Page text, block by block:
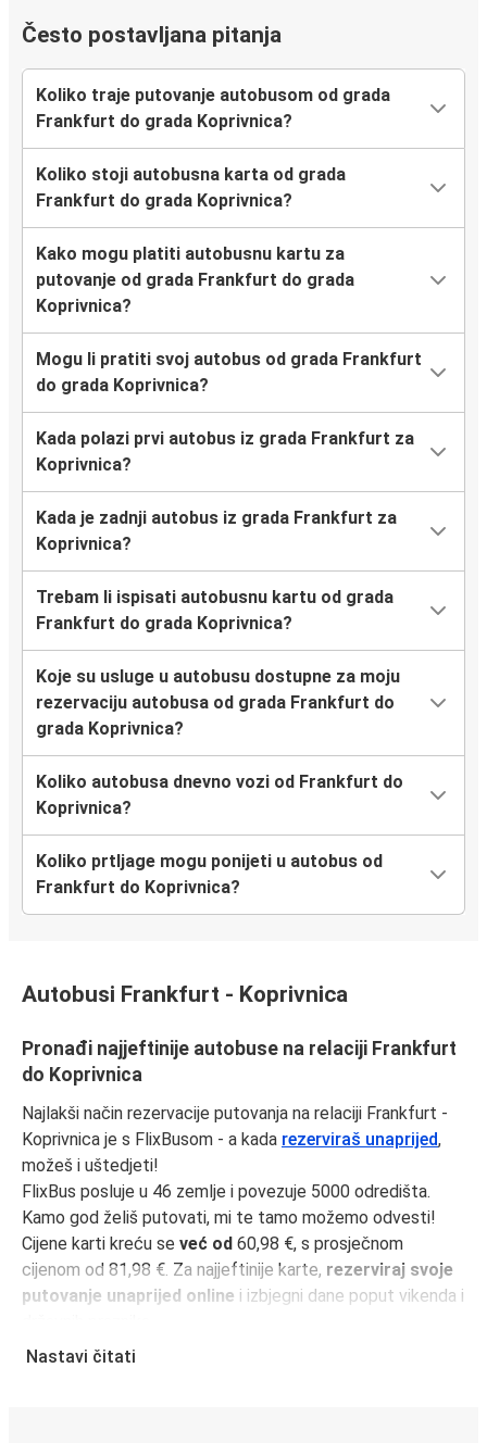
Često postavljana pitanja
Koliko traje putovanje autobusom od grada
Frankfurt do grada Koprivnica?
Koliko stoji autobusna karta od grada
Frankfurt do grada Koprivnica?
Kako mogu platiti autobusnu kartu za
putovanje od grada Frankfurt do grada
Koprivnica?
Mogu li pratiti svoj autobus od grada Frankfurt
do grada Koprivnica?
Kada polazi prvi autobus iz grada Frankfurt za
Koprivnica?
Kada je zadnji autobus iz grada Frankfurt za
Koprivnica?
Trebam li ispisati autobusnu kartu od grada
Frankfurt do grada Koprivnica?
Koje su usluge u autobusu dostupne za moju
rezervaciju autobusa od grada Frankfurt do
grada Koprivnica?
Koliko autobusa dnevno vozi od Frankfurt do
Koprivnica?
Koliko prtljage mogu ponijeti u autobus od
Frankfurt do Koprivnica?
Autobusi Frankfurt - Koprivnica
Pronađi najjeftinije autobuse na relaciji Frankfurt
do Koprivnica
Najlakši način rezervacije putovanja na relaciji Frankfurt -
Koprivnica je s FlixBusom - a kada rezerviraš unaprijed,
možeš i uštedjeti!
FlixBus posluje u 46 zemlje i povezuje 5000 odredišta.
Kamo god želiš putovati, mi te tamo možemo odvesti!
Cijene karti kreću se već od 60,98 €, s prosječnom
cijenom od 81,98 €. Za najjeftinije karte, rezerviraj svoje
putovanje unaprijed online i izbjegni dane poput vikenda i
Udaljenost između Frankfurt i Koprivnica je
Nastavi čitati